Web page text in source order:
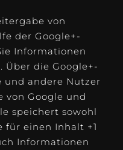
von
der Google+-
Informationen
die Google+-
und andere Nutzer
von Google und
speichert sowohl
für einen Inhalt +1
Informationen